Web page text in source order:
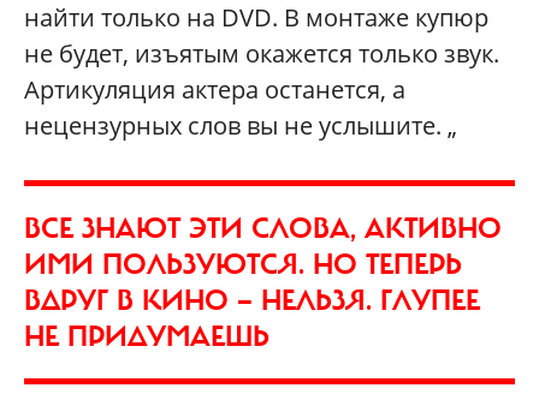
найти только на DVD. В монтаже купюр
не будет, изъятым окажется только звук.
Артикуляция актера останется, а
нецензурных слов вы не услышите. „
ВСЕ ЗНАЮТ ЭТИ СЛОВА, АКТИВНО
ИМИ ПОЛЬЗУЮТСЯ. НО ТЕПЕРЬ
ВДРУГ В КИНО — НЕЛЬЗЯ. ГЛУПЕЕ
НЕ ПРИДУМАЕШЬ